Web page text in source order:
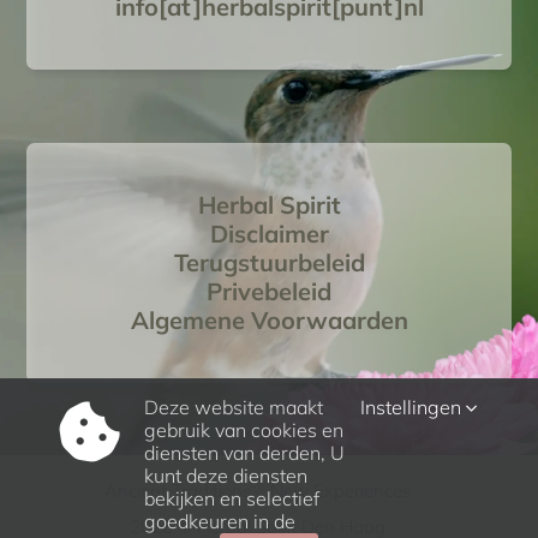
info[at]herbalspirit[punt]nl
Herbal Spirit
Disclaimer
Terugstuurbeleid
Privebeleid
Algemene Voorwaarden
Ancient Traditions – New Experiences
2026 © Herbal Spirit Den Haag
Deze website maakt
gebruik van cookies en
diensten van derden, U
kunt deze diensten
bekijken en selectief
goedkeuren in de
Instellingen